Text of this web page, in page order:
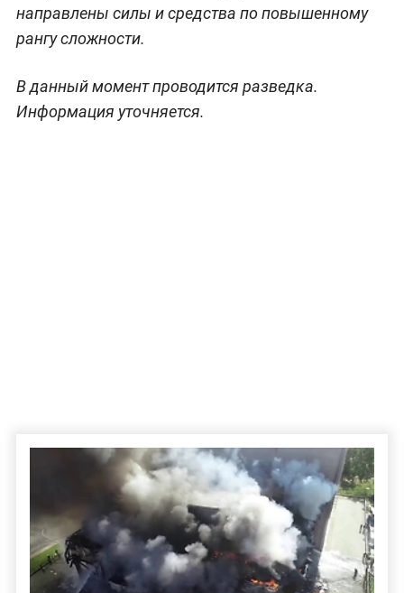
направлены силы и средства по повышенному
рангу сложности.
В данный момент проводится разведка.
Информация уточняется.